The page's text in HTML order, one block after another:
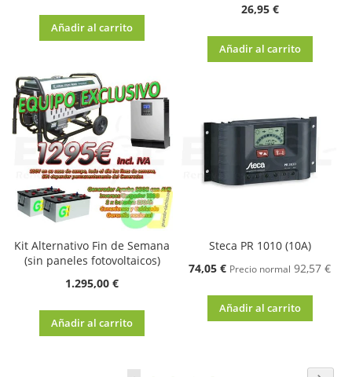
Añadir al carrito
26,95 €
Añadir al carrito
Kit Alternativo Fin de Semana
(sin paneles fotovoltaicos)
1.295,00 €
Añadir al carrito
Steca PR 1010 (10A)
Oferta
74,05 € Precio normal 92,57 €
Añadir al carrito